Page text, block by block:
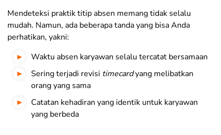
Mendeteksi praktik titip absen memang tidak selalu
mudah. Namun, ada beberapa tanda yang bisa Anda
perhatikan, yakni:
Waktu absen karyawan selalu tercatat bersamaan
Sering terjadi revisi timecardyang melibatkan
orang yang sama
Catatan kehadiran yang identik untuk karyawan
yang berbeda